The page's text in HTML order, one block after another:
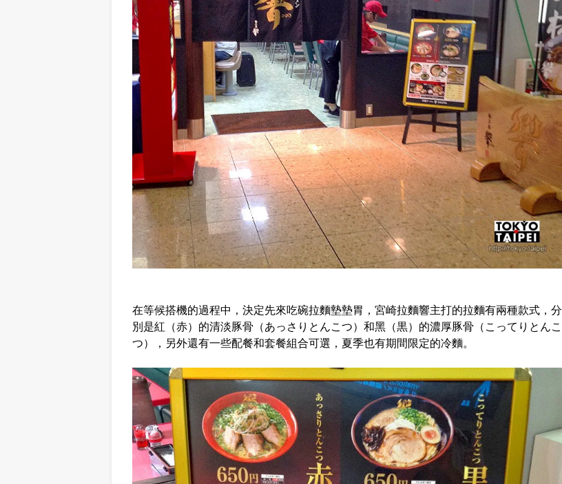
在等候搭機的過程中，決定先來吃碗拉麵墊墊胃，宮崎拉麵響主打的拉麵有兩種款式，分
別是紅（赤）的清淡豚骨（あっさりとんこつ）和黑（黒）的濃厚豚骨（こってりとんこ
つ），另外還有一些配餐和套餐組合可選，夏季也有期間限定的冷麵。